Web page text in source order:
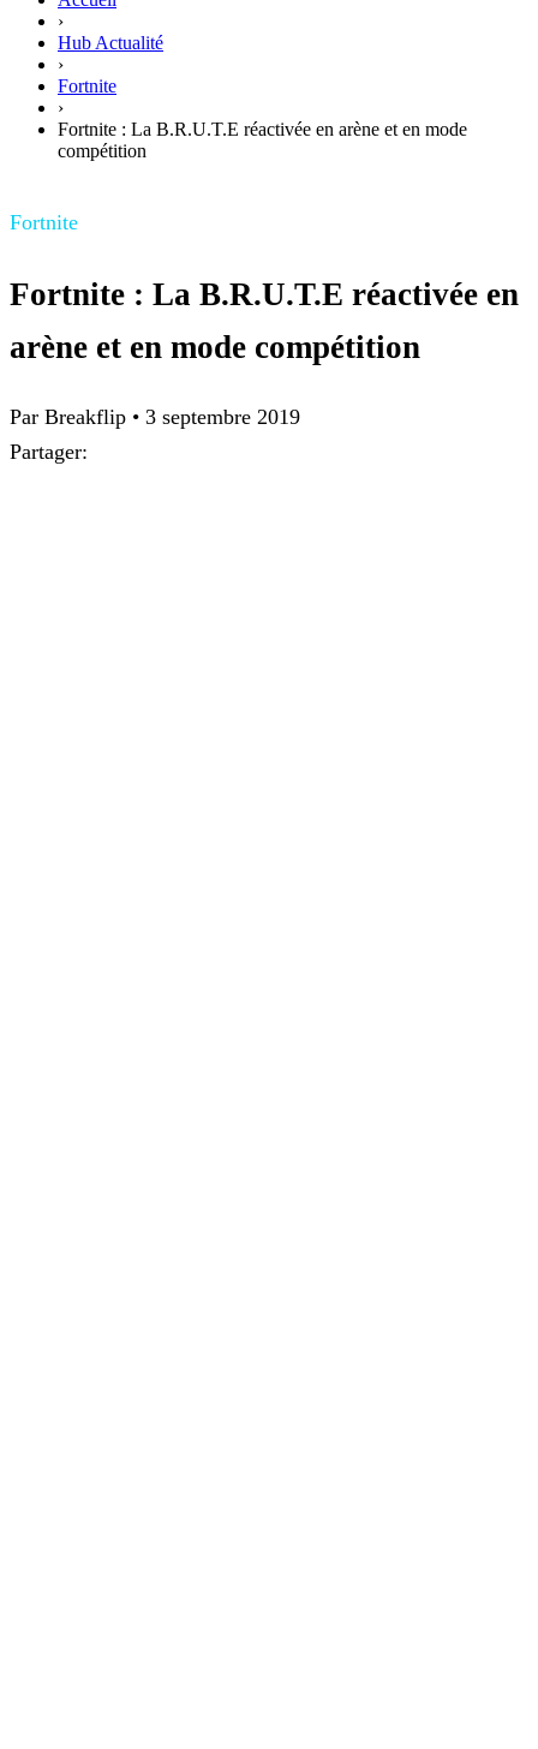
›
Hub Actualité
›
Fortnite
›
Fortnite : La B.R.U.T.E réactivée en arène et en mode
compétition
Fortnite
Fortnite : La B.R.U.T.E réactivée en
arène et en mode compétition
Par Breakflip • 3 septembre 2019
Partager: